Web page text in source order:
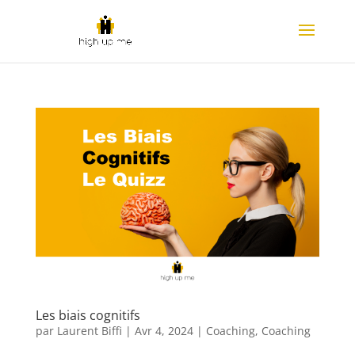
Les biais cognitifs
par Laurent Biffi | Avr 4, 2024| Coaching, Coaching